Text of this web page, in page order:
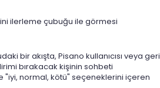
ilerleme çubuğu ile görmesi
bir akışta, Pisano kullanıcısı veya geri
bırakacak kişinin sohbeti
normal, kötü" seçeneklerini içeren